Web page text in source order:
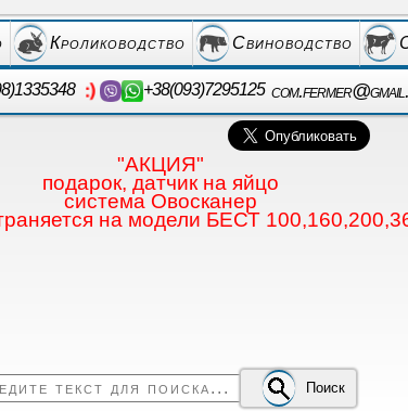
Кролиководство Свиноводство
+38(093)7295125
"АКЦИЯ"
подарок, датчик на яйцо
система Овосканер
на модели БЕСТ
Поиск